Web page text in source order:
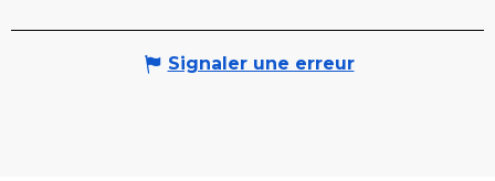
Signaler une erreur